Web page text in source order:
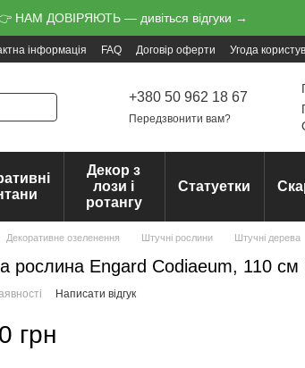
НАМ ДОВІРЯЮТЬ — дивіться відгуки →
інформація FAQ Договір оферти Угода
+380 50 962 18 67
Передзвонити вам?
Декор з
лози і
ротангу
Статуетки
Декоративне озеленення Штучні рослини Штучні дерева
рослина Engard Codiaeum, 110 см
Написати відгук
грн